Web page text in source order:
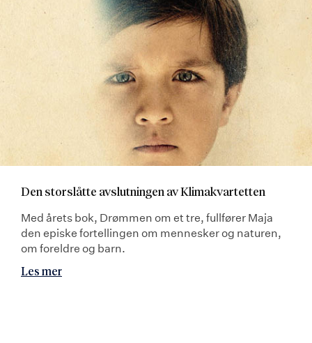
Den storslåtte avslutningen av Klimakvartetten
Med årets bok, Drømmen om et tre, fullfører Maja
den episke fortellingen om mennesker og naturen,
om foreldre og barn.
Les mer